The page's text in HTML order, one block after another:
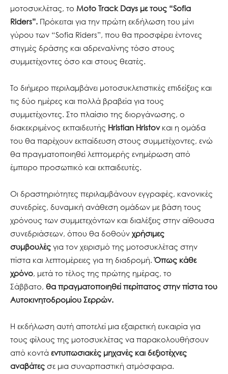
μοτοσυκλέτας, το Moto Track Days με τoυς “Sofia
Riders”. Πρόκειται για την πρώτη εκδήλωση του μίνι
γύρου των “Sofia Riders”, που θα προσφέρει έντονες
στιγμές δράσης και αδρεναλίνης τόσο στους
συμμετέχοντες όσο και στους θεατές.
Το διήμερο περιλαμβάνει μοτοσυκλετιστικές επιδείξεις και
τις δύο ημέρες και πολλά βραβεία για τους
συμμετέχοντες. Στο πλαίσιο της διοργάνωσης, ο
διακεκριμένος εκπαιδευτής Hristian Hristovκαι η ομάδα
του θα παρέχουν εκπαίδευση στους συμμετέχοντες, ενώ
θα πραγματοποιηθεί λεπτομερής ενημέρωση από
έμπειρο προσωπικό και εκπαιδευτές.
Οι δραστηριότητες περιλαμβάνουν εγγραφές, κανονικές
συνεδρίες, δυναμική ανάθεση ομάδων με βάση τους
χρόνους των συμμετεχόντων και διαλέξεις στην αίθουσα
συνεδριάσεων, όπου θα δοθούν χρήσιμες
συμβουλές για τον χειρισμό της μοτοσυκλέτας στην
πίστα και λεπτομέρειες για τη διαδρομή.Όπως κάθε
χρόνο, μετά το τέλος της πρώτης ημέρας, το
Σάββατο, θα πραγματοποιηθεί περίπατος στην πίστα του
Αυτοκινητοδρομίου Σερρών.
Η εκδήλωση αυτή αποτελεί μια εξαιρετική ευκαιρία για
τους φίλους της μοτοσυκλέτας να παρακολουθήσουν
από κοντά εντυπωσιακές μηχανές και δεξιοτέχνες
αναβάτες σε μια συναρπαστική ατμόσφαιρα.